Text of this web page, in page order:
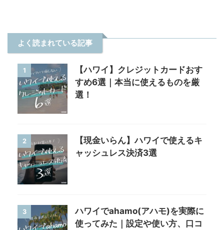
よく読まれている記事
1
【ハワイ】クレジットカードおす
すめ6選｜本当に使えるものを厳
選！
2
【現金いらん】ハワイで使えるキ
ャッシュレス決済3選
3
ハワイでahamo(アハモ)を実際に
使ってみた｜設定や使い方、口コ